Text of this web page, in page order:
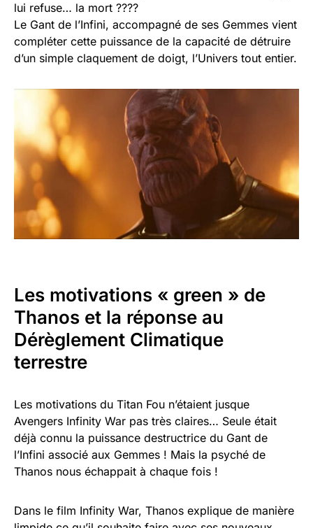
lui refuse… la mort ????
Le Gant de l’Infini, accompagné de ses Gemmes vient
compléter cette puissance de la capacité de détruire
d’un simple claquement de doigt, l’Univers tout entier.
Les motivations « green » de
Thanos et la réponse au
Dérèglement Climatique
terrestre
Les motivations du Titan Fou n’étaient jusque
Avengers Infinity War pas très claires… Seule était
déjà connu la puissance destructrice du Gant de
l’Infini associé aux Gemmes ! Mais la psyché de
Thanos nous échappait à chaque fois !
Dans le film Infinity War, Thanos explique de manière